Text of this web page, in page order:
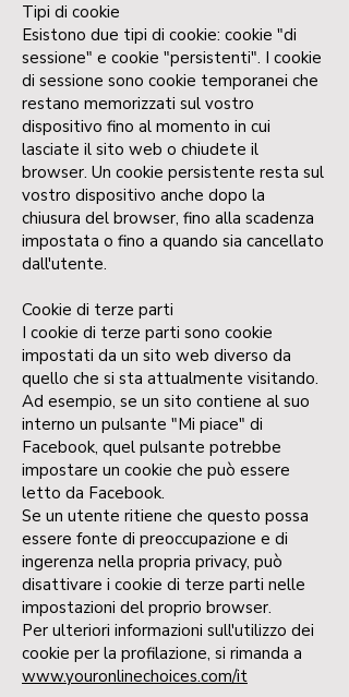
Tipi di cookie
Esistono due tipi di cookie: cookie "di
sessione" e cookie "persistenti". I cookie
di sessione sono cookie temporanei che
restano memorizzati sul vostro
dispositivo fino al momento in cui
lasciate il sito web o chiudete il
browser. Un cookie persistente resta sul
vostro dispositivo anche dopo la
chiusura del browser, fino alla scadenza
impostata o fino a quando sia cancellato
dall'utente.
Cookie di terze parti
I cookie di terze parti sono cookie
impostati da un sito web diverso da
quello che si sta attualmente visitando.
Ad esempio, se un sito contiene al suo
interno un pulsante "Mi piace" di
Facebook, quel pulsante potrebbe
impostare un cookie che può essere
letto da Facebook.
Se un utente ritiene che questo possa
essere fonte di preoccupazione e di
ingerenza nella propria privacy, può
disattivare i cookie di terze parti nelle
impostazioni del proprio browser.
Per ulteriori informazioni sull'utilizzo dei
cookie per la profilazione, si rimanda a
www.youronlinechoices.com/it